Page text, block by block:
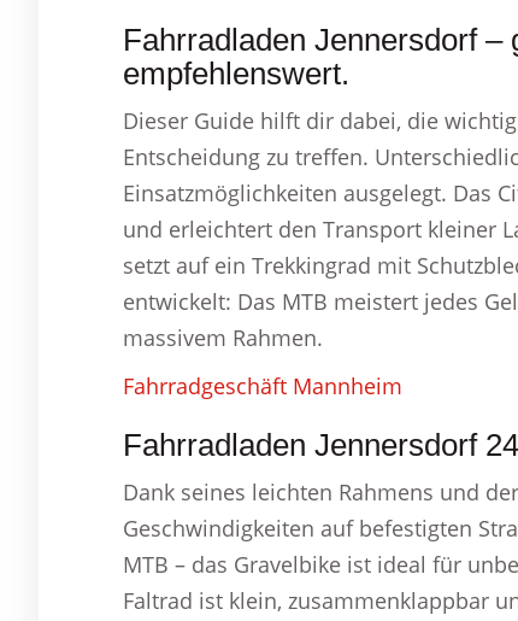
Fahrradladen Jennersdorf –
empfehlenswert.
Dieser Guide hilft dir dabei, die
Entscheidung zu treffen.
Einsatzmöglichkeiten ausgelegt. Das
und erleichtert den Transport kleiner
setzt auf ein Trekkingrad mit
entwickelt: Das MTB meistert jedes
massivem Rahmen.
Fahrradgeschäft Mannheim
Fahrradladen Jennersdorf
Dank seines leichten Rahmens und
Geschwindigkeiten auf befestigten
MTB – das Gravelbike ist ideal für
Faltrad ist klein, zusammenklappbar